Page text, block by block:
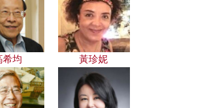
希均 黃珍妮